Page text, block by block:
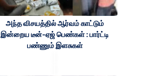
அந்த விசயத்தில் ஆர்வம் காட்டும்
இன்றைய டீன்-ஏஜ் பெண்கள் : பார்ட்டி
பண்ணும் இளசுகள்